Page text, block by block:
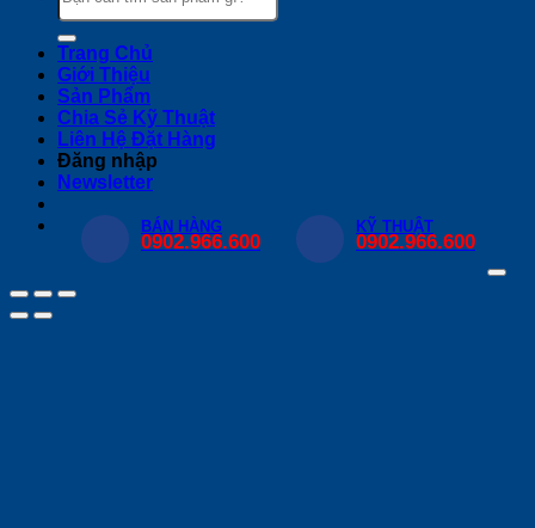
Trang Chủ
Giới Thiệu
Sản Phẩm
Chia Sẻ Kỹ Thuật
Liên Hệ Đặt Hàng
Đăng nhập
Newsletter
BÁN HÀNG
0902.966.600
KỸ THUẬT
0902.966.600